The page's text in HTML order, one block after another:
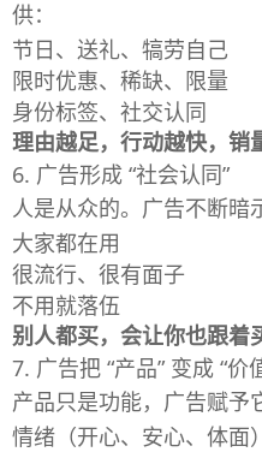
供：
节日、送礼、犒劳自己
限时优惠、稀缺、限量
身份标签、社交认同
理由越足，行动越快，销
6. 广告形成 “社会认同”
人是从众的。广告不断暗
大家都在用
很流行、很有面子
不用就落伍
别人都买，会让你也跟着
7. 广告把 “产品” 变成 “价
产品只是功能，广告赋予
情绪（开心、安心、体面）